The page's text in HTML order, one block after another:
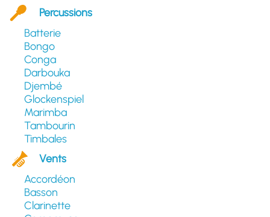
Percussions
Batterie
Bongo
Conga
Darbouka
Djembé
Glockenspiel
Marimba
Tambourin
Timbales
Vents
Accordéon
Basson
Clarinette